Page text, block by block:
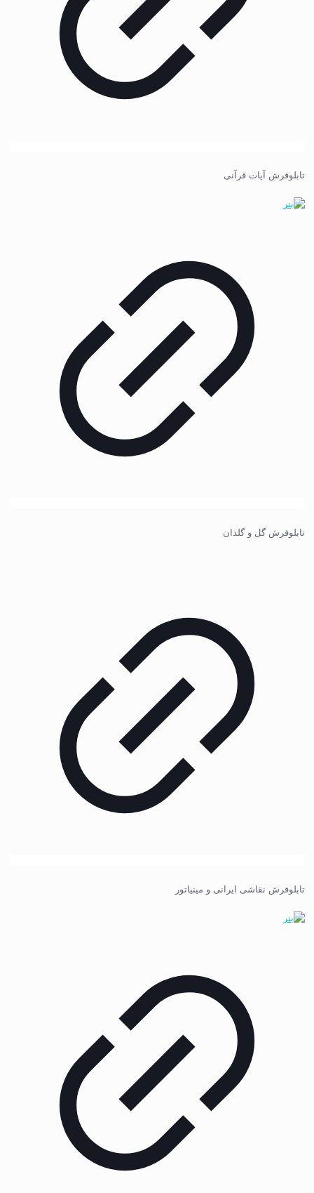
تابلوفرش آیات قرآنی
تابلوفرش گل و گلدان
تابلوفرش نقاشی ایرانی و مینیاتور